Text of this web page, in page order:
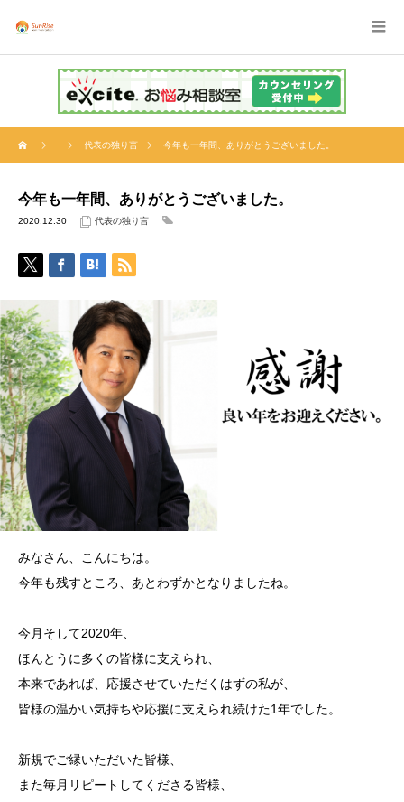
代表の独り言 今年も一年間、ありがとうございました。
今年も一年間、ありがとうございました。
2020.12.30 代表の独り言
みなさん、こんにちは。
今年も残すところ、あとわずかとなりましたね。
今月そして2020年、
ほんとうに多くの皆様に支えられ、
本来であれば、応援させていただくはずの私が、
皆様の温かい気持ちや応援に支えられ続けた1年でした。
新規でご縁いただいた皆様、
また毎月リピートしてくださる皆様、